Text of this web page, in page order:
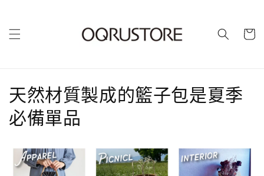
物
商
品
列
天然材質製成的籃子包是夏季
必備單品